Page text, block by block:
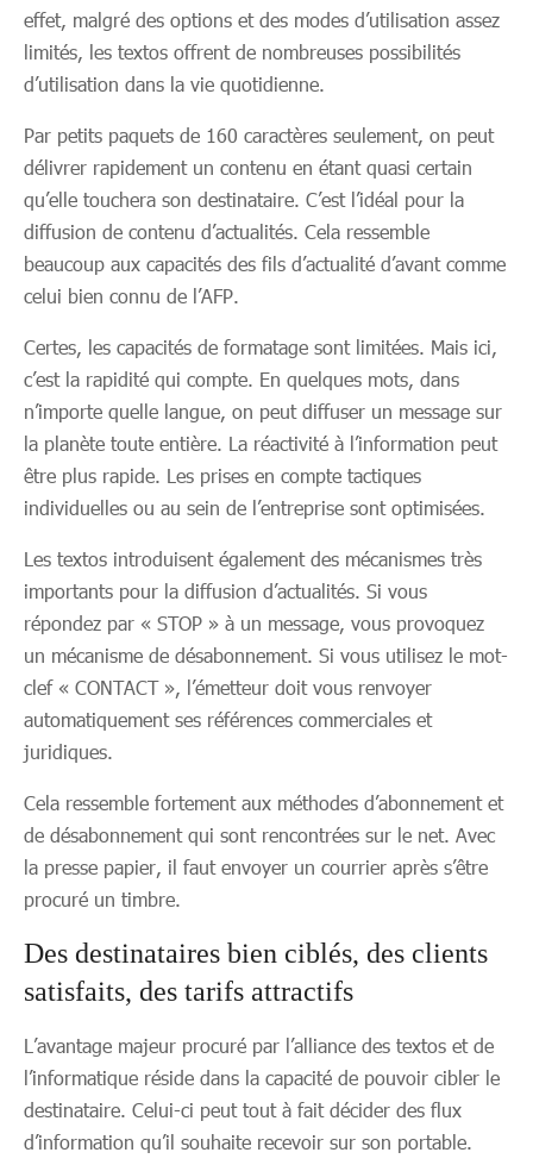
effet, malgré des options et des modes d’utilisation assez
limités, les textos offrent de nombreuses possibilités
d’utilisation dans la vie quotidienne.
Par petits paquets de 160 caractères seulement, on peut
délivrer rapidement un contenu en étant quasi certain
qu’elle touchera son destinataire. C’est l’idéal pour la
diffusion de contenu d’actualités. Cela ressemble
beaucoup aux capacités des fils d’actualité d’avant comme
celui bien connu de l’AFP.
Certes, les capacités de formatage sont limitées. Mais ici,
c’est la rapidité qui compte. En quelques mots, dans
n’importe quelle langue, on peut diffuser un message sur
la planète toute entière. La réactivité à l’information peut
être plus rapide. Les prises en compte tactiques
individuelles ou au sein de l’entreprise sont optimisées.
Les textos introduisent également des mécanismes très
importants pour la diffusion d’actualités. Si vous
répondez par « STOP » à un message, vous provoquez
un mécanisme de désabonnement. Si vous utilisez le mot-
clef « CONTACT », l’émetteur doit vous renvoyer
automatiquement ses références commerciales et
juridiques.
Cela ressemble fortement aux méthodes d’abonnement et
de désabonnement qui sont rencontrées sur le net. Avec
la presse papier, il faut envoyer un courrier après s’être
procuré un timbre.
Des destinataires bien ciblés, des clients
satisfaits, des tarifs attractifs
L’avantage majeur procuré par l’alliance des textos et de
l’informatique réside dans la capacité de pouvoir cibler le
destinataire. Celui-ci peut tout à fait décider des flux
d’information qu’il souhaite recevoir sur son portable.